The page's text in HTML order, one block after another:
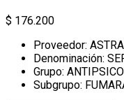
$ 176.200
Proveedor:
Denominación:
Grupo:
Subgrupo: